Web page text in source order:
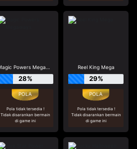
Magic Powers Megaways
28%
Pola tidak tersedia !
Tidak disarankan bermain
di game ini
Reel King Mega
29%
Pola tidak tersedia !
Tidak disarankan bermain
di game ini